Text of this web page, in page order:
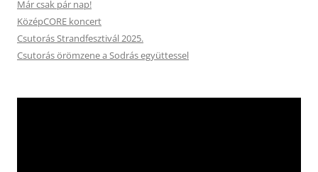
Már csak pár nap!
KözépCORE koncert
Csutorás Strandfesztivál 2025.
Csutorás örömzene a Sodrás együttessel